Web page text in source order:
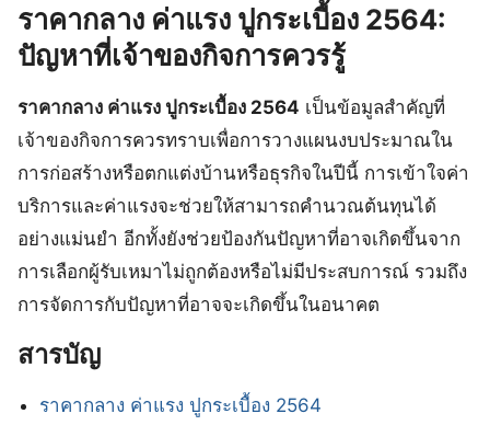
ราคากลาง ค่าแรง ปูกระเบื้อง 2564:
ปัญหาที่เจ้าของกิจการควรรู้
ราคากลาง ค่าแรง ปูกระเบื้อง 2564 เป็นข้อมูลสำคัญที่
เจ้าของกิจการควรทราบเพื่อการวางแผนงบประมาณใน
การก่อสร้างหรือตกแต่งบ้านหรือธุรกิจในปีนี้ การเข้าใจค่า
บริการและค่าแรงจะช่วยให้สามารถคำนวณต้นทุนได้
อย่างแม่นยำ อีกทั้งยังช่วยป้องกันปัญหาที่อาจเกิดขึ้นจาก
การเลือกผู้รับเหมาไม่ถูกต้องหรือไม่มีประสบการณ์ รวมถึง
การจัดการกับปัญหาที่อาจจะเกิดขึ้นในอนาคต
สารบัญ
ราคากลาง ค่าแรง ปูกระเบื้อง 2564